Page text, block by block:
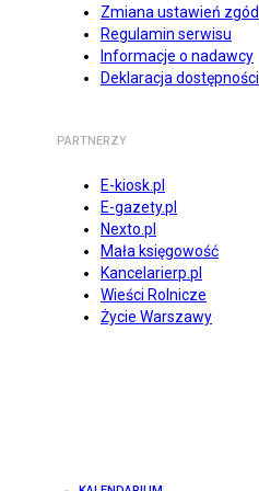
Zmiana ustawień zgód
Regulamin serwisu
Informacje o nadawcy
Deklaracja dostępności
PARTNERZY
E-kiosk.pl
E-gazety.pl
Nexto.pl
Mała księgowość
Kancelarierp.pl
Wieści Rolnicze
Życie Warszawy